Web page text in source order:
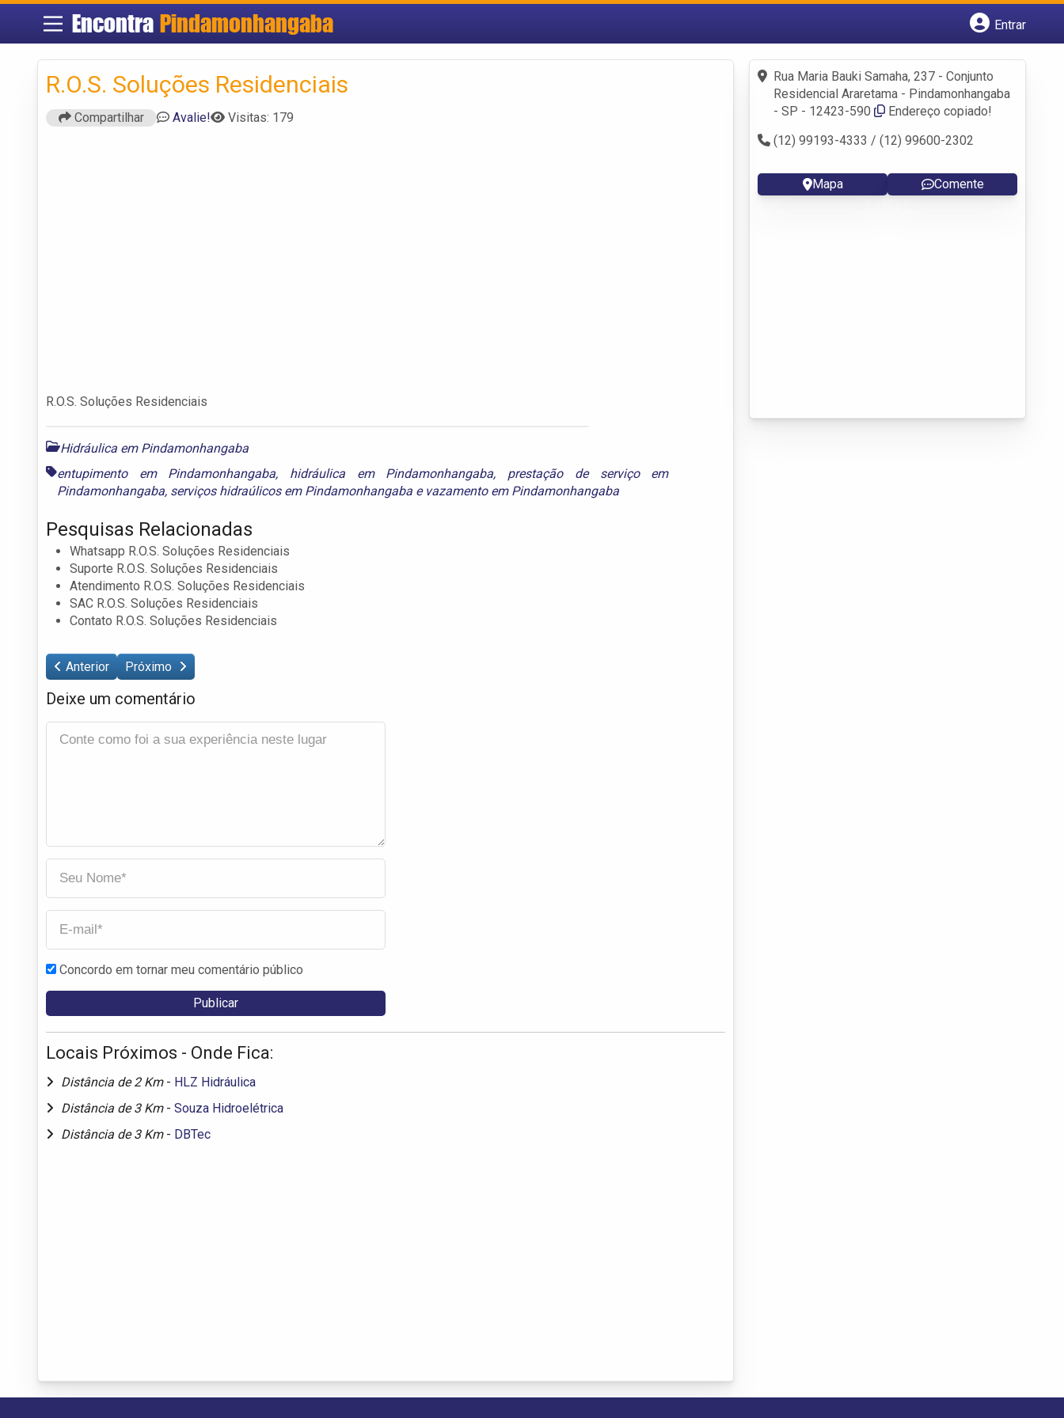
Encontra Pindamonhangaba
Entrar
Fazer login
Criar conta
R.O.S. Soluções Residenciais
Compartilhar Avalie! Visitas: 179
R.O.S. Soluções Residenciais
Hidráulica em Pindamonhangaba
entupimento em Pindamonhangaba, hidráulica em Pindamonhangaba, prestação de serviço em
Pindamonhangaba, serviços hidraúlicos em Pindamonhangaba e vazamento em Pindamonhangaba
Pesquisas Relacionadas
Whatsapp R.O.S. Soluções Residenciais
Suporte R.O.S. Soluções Residenciais
Atendimento R.O.S. Soluções Residenciais
SAC R.O.S. Soluções Residenciais
Contato R.O.S. Soluções Residenciais
Anterior Próximo
Deixe um comentário
Concordo em tornar meu comentário público
Locais Próximos - Onde Fica:
Distância de 2 Km - HLZ Hidráulica
Distância de 3 Km - Souza Hidroelétrica
Distância de 3 Km - DBTec
Rua Maria Bauki Samaha, 237 - Conjunto
Residencial Araretama - Pindamonhangaba
- SP - 12423-590
Endereço copiado!
(12) 99193-4333 / (12) 99600-2302
Mapa Comente